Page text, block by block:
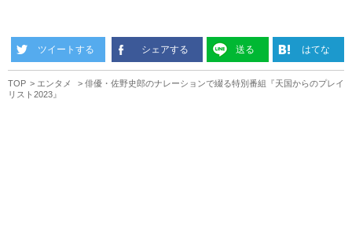
ツイートする シェアする 送る はてな
TOP エンタメ
俳優・佐野史郎のナレーションで綴る特別番組『天国からのプレイ
リスト2023』